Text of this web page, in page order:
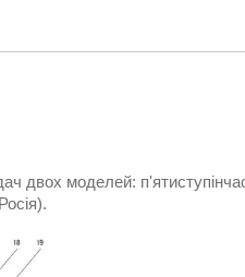
двох моделей: